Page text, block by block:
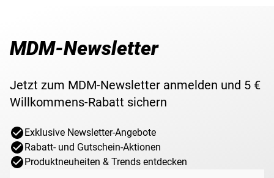
MDM-Newsletter
Jetzt zum MDM-Newsletter anmelden und 5 €
Willkommens-Rabatt sichern
Exklusive Newsletter-Angebote
Rabatt- und Gutschein-Aktionen
Produktneuheiten & Trends entdecken